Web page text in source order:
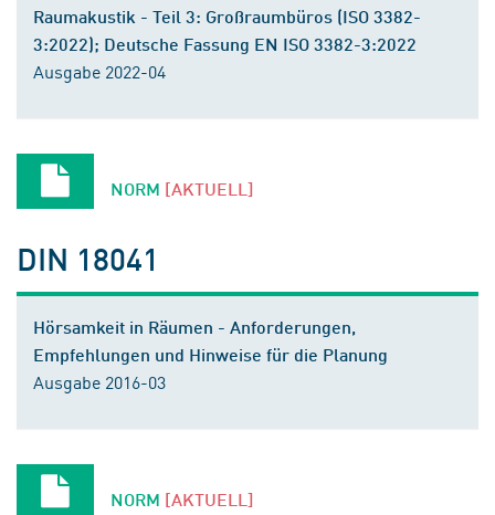
Raumakustik - Teil 3: Großraumbüros (ISO 3382-
3:2022); Deutsche Fassung EN ISO 3382-3:2022
Ausgabe 2022-04
NORM [AKTUELL]
DIN 18041
Hörsamkeit in Räumen - Anforderungen,
Empfehlungen und Hinweise für die Planung
Ausgabe 2016-03
NORM [AKTUELL]